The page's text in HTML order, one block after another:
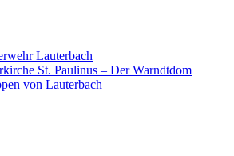
Lauterbach
St. Paulinus – Der Warndtdom
von Lauterbach